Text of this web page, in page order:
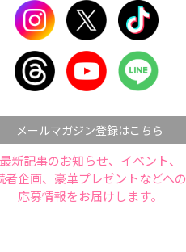
メールマガジン登録はこちら
最新記事のお知らせ、イベント、
者企画、豪華プレゼントなどへの
応募情報をお届けします。